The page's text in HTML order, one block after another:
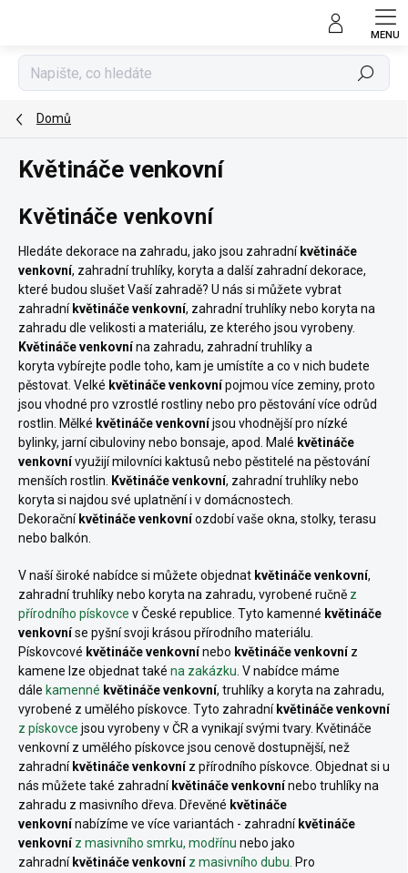
Hledat
Domů
Květináče venkovní
Květináče venkovní
Hledáte dekorace na zahradu, jako jsou zahradní květináče
venkovní, zahradní truhlíky, koryta a další zahradní dekorace,
které budou slušet Vaší zahradě? U nás si můžete vybrat
zahradní květináče venkovní, zahradní truhlíky nebo koryta na
zahradu dle velikosti a materiálu, ze kterého jsou vyrobeny.
Květináče venkovnína zahradu, zahradní truhlíky a
koryta vybírejte podle toho, kam je umístíte a co v nich budete
pěstovat. Velké květináče venkovnípojmou více zeminy, proto
jsou vhodné pro vzrostlé rostliny nebo pro pěstování více odrůd
rostlin. Mělké květináče venkovníjsou vhodnější pro nízké
bylinky, jarní cibuloviny nebo bonsaje, apod. Malé květináče
venkovnívyužijí milovníci kaktusů nebo pěstitelé na pěstování
menších rostlin.
Květináče venkovní, zahradní truhlíky nebo
koryta si najdou své uplatnění i v domácnostech.
Dekorační květináče venkovníozdobí vaše okna, stolky, terasu
nebo balkón.
V naší široké nabídce si můžete objednat květináčevenkovní,
zahradní truhlíky nebo koryta na zahradu, vyrobené ručně z
přírodního pískovce v České republice. Tyto kamenné květináče
venkovníse pyšní svoji krásou přírodního materiálu.
Pískovcové květináče venkovnínebo květináče venkovníz
kamene lze objednat také na zakázku . V nabídce máme
dále kamenné květináčevenkovní, truhlíky a koryta na zahradu,
vyrobené z umělého pískovce. Tyto zahradní květináče venkovní
z pískovce jsou vyrobeny v ČR a vynikají svými tvary. Květináče
venkovní z umělého pískovce jsou cenově dostupnější, než
zahradní květináče venkovníz přírodního pískovce. Objednat si u
nás můžete také zahradní květináče venkovnínebo truhlíky na
zahradu z masivního dřeva. Dřevěné květináče
venkovnínabízíme ve více variantách - zahradní květináče
venkovní z masivního smrku, modřínu nebo jako
zahradní květináče venkovní z masivního dubu. Pro